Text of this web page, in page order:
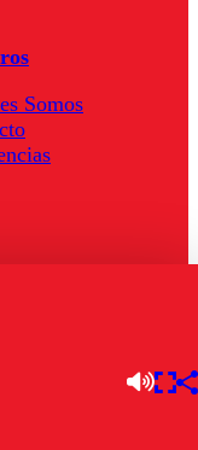
Somos